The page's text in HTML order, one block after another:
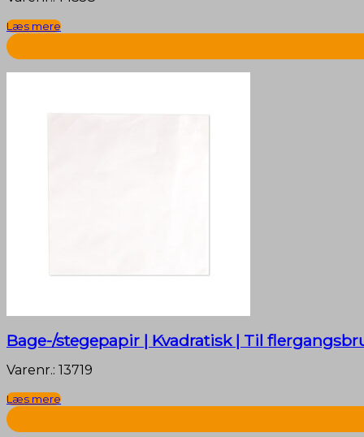
Læs mere
Bage-/stegepapir | Kvadratisk | Til
Varenr.: 13719
Læs mere